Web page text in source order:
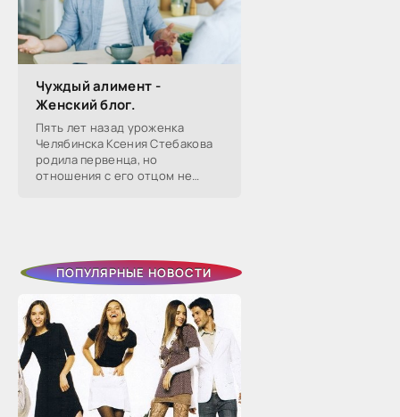
Чуждый алимент -
Женский блог.
Пять лет назад уроженка
Челябинска Ксения Стебакова
родила первенца, но
отношения с его отцом не
ПОПУЛЯРНЫЕ НОВОСТИ